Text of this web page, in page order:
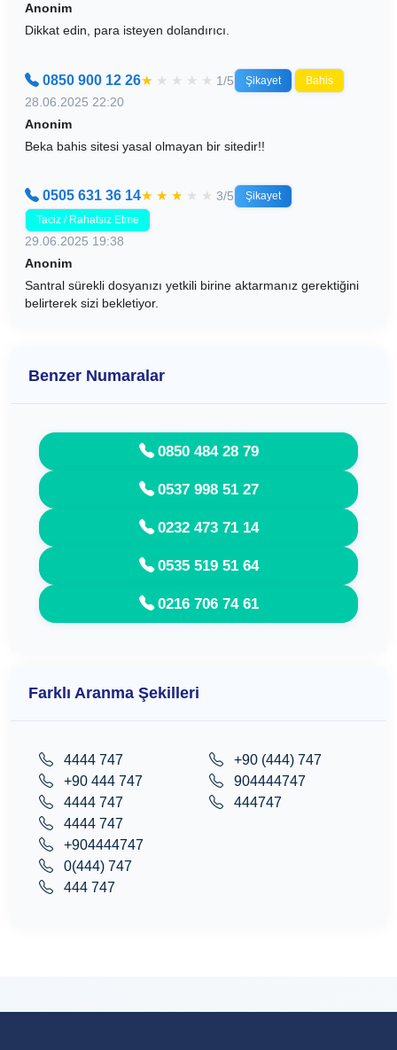
Anonim
Dikkat edin, para isteyen dolandırıcı.
0850 900 12 26★ ★ ★ ★ ★ 1/5 Şikayet Bahis
28.06.2025 22:20
Anonim
Beka bahis sitesi yasal olmayan bir sitedir!!
0505 631 36 14★ ★ ★ ★ ★ 3/5
Şikayet
Taciz / Rahatsız Etme
29.06.2025 19:38
Anonim
Santral sürekli dosyanızı yetkili birine aktarmanız gerektiğini
belirterek sizi bekletiyor.
Benzer Numaralar
0850 484 28 79
0537 998 51 27
0232 473 71 14
0535 519 51 64
0216 706 74 61
Farklı Aranma Şekilleri
4444 747
+90 444 747
4444 747
4444 747
+90 (444) 747
904444747
444747
+904444747
0(444) 747
444 747